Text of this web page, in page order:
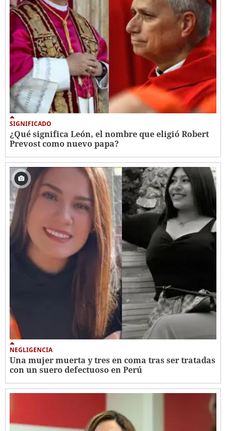
SIGNIFICADO
¿Qué significa León, el nombre que eligió Robert
Prevost como nuevo papa?
NEGLIGENCIA
Una mujer muerta y tres en coma tras ser tratadas
con un suero defectuoso en Perú